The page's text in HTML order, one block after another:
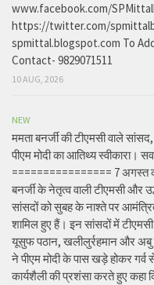
www.facebook.com/
https://twitter.com/
spmittal.blogspot.com To
Contact- 9829071511
10 AUG, 2026
NEW
ममता बनर्जी की टीएमसी वाले
पीएम मोदी का आतिथ्य स्वीकारा।
================ 7 अगस्त
बनर्जी के नेतृत्व वाली टीएमसी और
सांसदों को सुबह के नाश्ते पर
शामिल हुए हैं। इन सांसदों में
यूसुफ पठान, खलीलुर्रहमान और अबु
ने पीएम मोदी के पास खड़े होकर गर्व
कार्यशैली की प्रशंसा करते हुए कहा